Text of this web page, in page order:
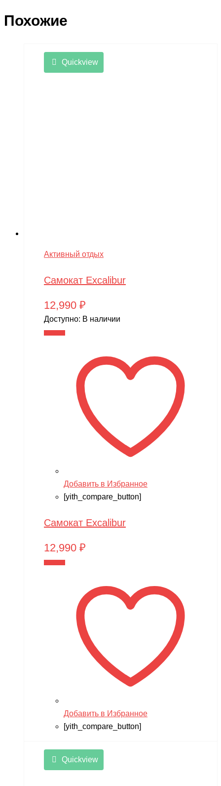
Похожие
Quickview
Активный отдых
Самокат Excalibur
12,990 ₽
Доступно: В наличии
Добавить в Избранное
[yith_compare_button]
Самокат Excalibur
12,990 ₽
Добавить в Избранное
[yith_compare_button]
Quickview